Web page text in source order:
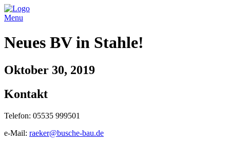
Menu
Neues BV in Stahle!
Oktober 30, 2019
Kontakt
Telefon: 05535 999501
e-Mail: raeker@busche-bau.de